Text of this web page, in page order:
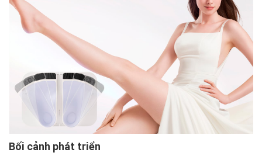
Bối cảnh phát triển